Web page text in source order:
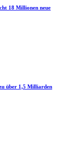
18 Millionen neue
über 1,5 Milliarden